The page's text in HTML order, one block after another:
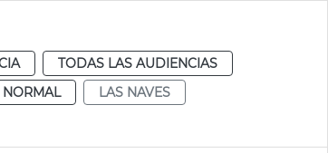
TODAS LAS AUDIENCIAS
NORMAL
LAS NAVES